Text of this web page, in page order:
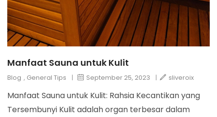
Manfaat Sauna untuk Kulit
Blog , General Tips | September 25, 2023 | sliveroix
Manfaat Sauna untuk Kulit: Rahsia Kecantikan yang
Tersembunyi Kulit adalah organ terbesar dalam